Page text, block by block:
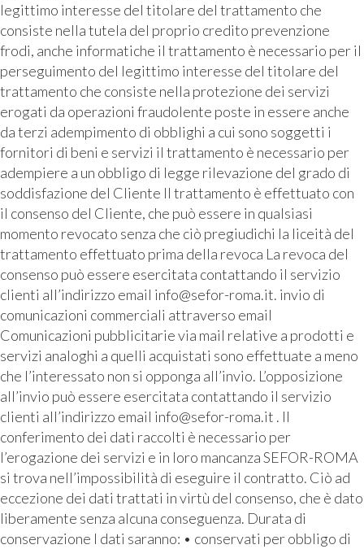
legittimo interesse del titolare del trattamento che
consiste nella tutela del proprio credito prevenzione
frodi, anche informatiche il trattamento è necessario per il
perseguimento del legittimo interesse del titolare del
trattamento che consiste nella protezione dei servizi
erogati da operazioni fraudolente poste in essere anche
da terzi adempimento di obblighi a cui sono soggetti i
fornitori di beni e servizi il trattamento è necessario per
adempiere a un obbligo di legge rilevazione del grado di
soddisfazione del Cliente Il trattamento è effettuato con
il consenso del Cliente, che può essere in qualsiasi
momento revocato senza che ciò pregiudichi la liceità del
trattamento effettuato prima della revoca La revoca del
consenso può essere esercitata contattando il servizio
clienti all’indirizzo email info@sefor-roma.it. invio di
comunicazioni commerciali attraverso email
Comunicazioni pubblicitarie via mail relative a prodotti e
servizi analoghi a quelli acquistati sono effettuate a meno
che l’interessato non si opponga all’invio. L’opposizione
all’invio può essere esercitata contattando il servizio
clienti all’indirizzo email info@sefor-roma.it . Il
conferimento dei dati raccolti è necessario per
l’erogazione dei servizi e in loro mancanza SEFOR-ROMA
si trova nell’impossibilità di eseguire il contratto. Ciò ad
eccezione dei dati trattati in virtù del consenso, che è dato
liberamente senza alcuna conseguenza. Durata di
conservazione I dati saranno: • conservati per obbligo di